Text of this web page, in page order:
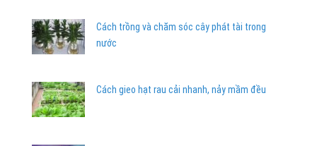
Cách trồng và chăm sóc cây phát tài trong
nước
Cách gieo hạt rau cải nhanh, nảy mầm đều